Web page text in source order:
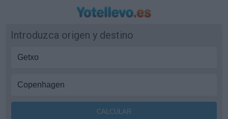
Introduzca origen y destino